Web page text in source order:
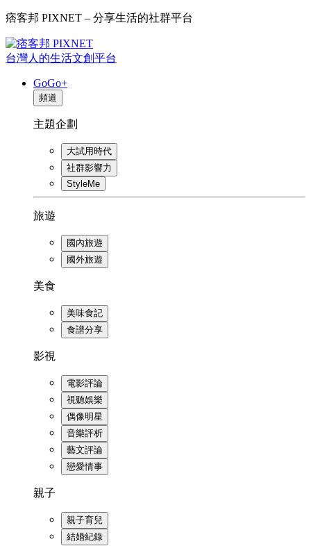
痞客邦 PIXNET – 分享生活的社群平台
台灣人的生活文創平台
GoGo+
頻道
主題企劃
大試用時代
社群影響力
StyleMe
旅遊
國內旅遊
國外旅遊
美食
美味食記
食譜分享
影視
電影評論
視聽娛樂
偶像明星
音樂評析
藝文評論
戀愛情事
親子
親子育兒
結婚紀錄